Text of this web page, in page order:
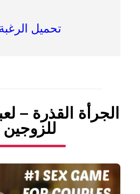
تحميل
الجرأة القذرة –
للزوجين